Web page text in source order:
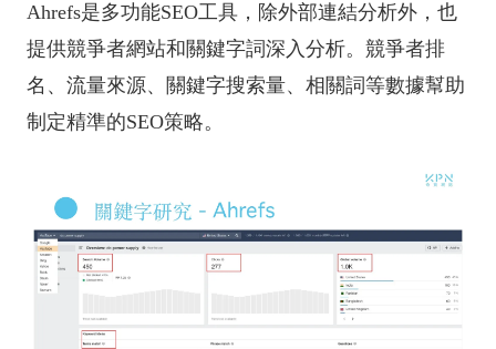
Ahrefs是多功能SEO工具，除外部連結分析外，也
提供競爭者網站和關鍵字詞深入分析。競爭者排
名、流量來源、關鍵字搜索量、相關詞等數據幫助
制定精準的SEO策略。